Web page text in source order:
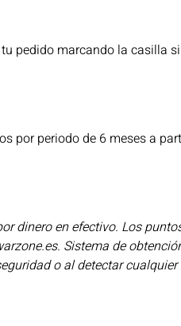
pedido marcando la casilla
por periodo de 6 meses a
dinero en efectivo. Los
Sistema de
o al detectar